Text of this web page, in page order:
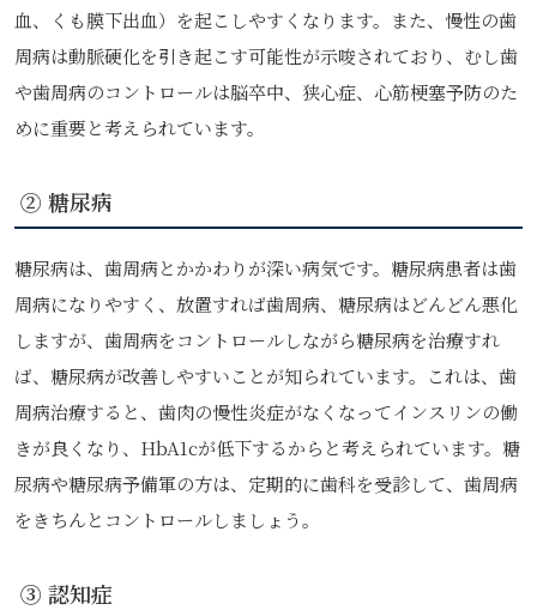
血、くも膜下出血）を起こしやすくなります。また、慢性の歯
周病は動脈硬化を引き起こす可能性が示唆されており、むし歯
や歯周病のコントロールは脳卒中、狭心症、心筋梗塞予防のた
めに重要と考えられています。
② 糖尿病
糖尿病は、歯周病とかかわりが深い病気です。糖尿病患者は歯
周病になりやすく、放置すれば歯周病、糖尿病はどんどん悪化
しますが、歯周病をコントロールしながら糖尿病を治療すれ
ば、糖尿病が改善しやすいことが知られています。これは、歯
周病治療すると、歯肉の慢性炎症がなくなってインスリンの働
きが良くなり、HbA1cが低下するからと考えられています。糖
尿病や糖尿病予備軍の方は、定期的に歯科を受診して、歯周病
をきちんとコントロールしましょう。
③ 認知症